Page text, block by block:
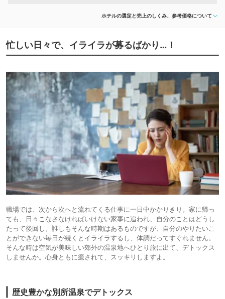
ホテルの選定と売上のしくみ、参考価格について
忙しい日々で、イライラが募るばかり…！
職場では、次から次へと流れてくる仕事に一日中かかりきり。家に帰っ
ても、日々こなさなければいけない家事に追われ、自分のことはどうし
たって後回し。誰しもそんな時期はあるものですが、自分のやりたいこ
とができない毎日が続くとイライラするし、体調だってすぐれません。
そんな時は空気が美味しい郊外の温泉地へひとり旅に出て、デトックス
しませんか。心身ともに癒されて、スッキリしますよ。
歴史豊かな別所温泉でデトックス